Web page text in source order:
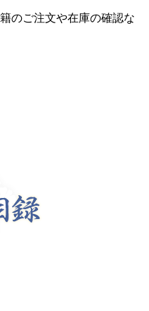
のご注文や在庫の確認な